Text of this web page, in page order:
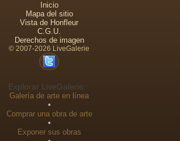
Inicio
Mapa del sitio
Vista de Honfleur
C.G.U.
Derechos de imagen
© 2007-2026 LiveGalerie
Explorar LiveGalerie:
Galería de arte en línea
•
Comprar una obra de arte
•
Exponer sus obras